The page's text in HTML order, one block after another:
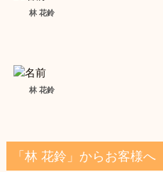
林 花鈴
林 花鈴
「林 花鈴」からお客様へ